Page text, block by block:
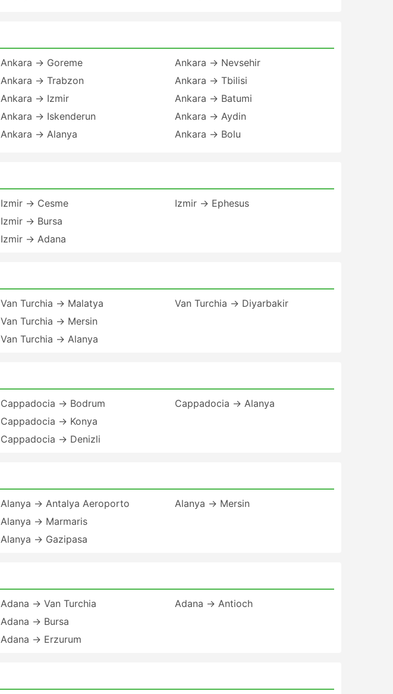
Ankara → Goreme
Ankara → Trabzon
Ankara → Izmir
Ankara → Iskenderun
Ankara → Alanya
Ankara → Nevsehir
Ankara → Tbilisi
Ankara → Batumi
Ankara → Aydin
Ankara → Bolu
Izmir → Cesme
Izmir → Bursa
Izmir → Adana
Izmir → Ephesus
Van Turchia → Malatya
Van Turchia → Mersin
Van Turchia → Alanya
Van Turchia → Diyarbakir
Cappadocia → Bodrum
Cappadocia → Konya
Cappadocia → Denizli
Cappadocia → Alanya
Alanya → Antalya Aeroporto
Alanya → Marmaris
Alanya → Gazipasa
Alanya → Mersin
Adana → Van Turchia
Adana → Bursa
Adana → Erzurum
Adana → Antioch